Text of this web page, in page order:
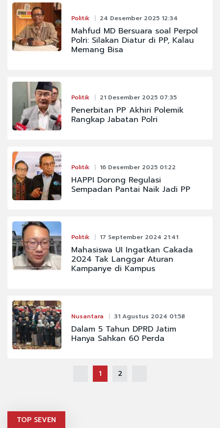
Politik 24 Desember 2025 12:34
Mahfud MD Bersuara soal Perpol
Polri: Silakan Diatur di PP, Kalau
Memang Bisa
Politik 21 Desember 2025 07:35
Penerbitan PP Akhiri Polemik
Rangkap Jabatan Polri
Politik 16 Desember 2025 01:22
HAPPI Dorong Regulasi
Sempadan Pantai Naik Jadi PP
Politik 17 September 2024 21:41
Mahasiswa UI Ingatkan Cakada
2024 Tak Langgar Aturan
Kampanye di Kampus
Nusantara 31 Agustus 2024 01:58
Dalam 5 Tahun DPRD Jatim
Hanya Sahkan 60 Perda
1 2
TOP SEVEN